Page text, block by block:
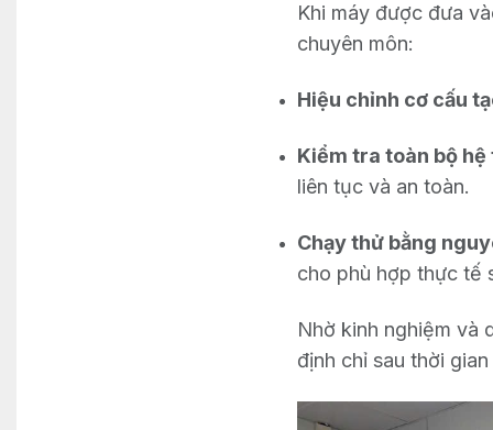
Khi máy được đưa
chuyên môn:
Hiệu chỉnh cơ cấu
Kiểm tra toàn bộ hệ
liên tục và an toàn.
Chạy thử bằng
cho phù hợp thực tế
Nhờ kinh nghiệm và
định chỉ sau thời gian